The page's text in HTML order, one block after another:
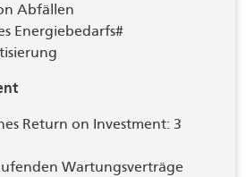
Abfällen
Energiebedarfs#
Return on Investment: 3
Wartungsverträge